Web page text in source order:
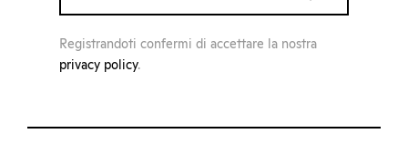
Registrandoti confermi di accettare la nostra
privacy policy.